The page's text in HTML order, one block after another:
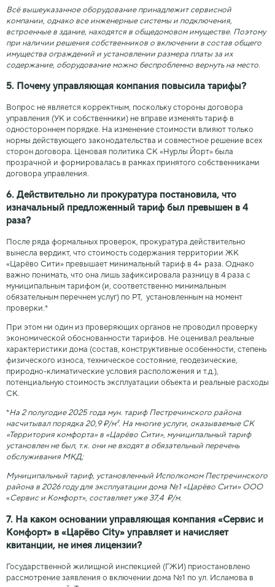
Всё вышеуказанное оборудование принадлежит сервисной
компании, однако все инженерные системы и подключения,
встроенные в здание, находятся в общедомовом имуществе. Поэтому
при наличии решения собственников о включении в состав общего
имущества ограждений и установлении размера платы за их
содержание, оборудование можно беспроблемно вернуть на место.
5. Почему управляющая компания повысила тарифы?
Вопрос не является корректным, поскольку стороны договора
управления (УК и собственники) не вправе изменять тариф в
одностороннем порядке. На изменение стоимости влияют только
нормы действующего законодательства и совместное решение всех
сторон договора. Ценовая политика СК «Нурлы Йорт» была
прозрачной и формировалась в рамках принятого собственниками
договора управления.
6. Действительно ли прокуратура постановила, что
изначальный предложенный тариф был превышен в 4
раза?
После ряда формальных проверок, прокуратура действительно
вынесла вердикт, что стоимость содержания территории ЖК
«Царёво Сити» превышает минимальный тариф в 4+ раза. Однако
важно понимать, что она лишь зафиксировала разницу в 4 раза с
муниципальным тарифом (и, соответственно минимальным
обязательным перечнем услуг) по РТ, установленным на момент
проверки.*
При этом ни один из проверяющих органов не проводил проверку
экономической обоснованности тарифов. Не оценивал реальные
характеристики дома (состав, конструктивные особенности, степень
физического износа, техническое состояние, геодезические,
природно-климатические условия расположения и т.д.),
потенциальную стоимость эксплуатации объекта и реальные расходы
СК.
*На 2 полугодие 2025 года мун. тариф Пестречинского района
насчитывал порядка 20,9 ₽/м². На многие услуги, оказываемые СК
«Территория комфорта» в «Царёво Сити», муниципальный тариф
установлен не был, т.к. они не входят в обязательный перечень
обслуживания МКД;
Муниципальный тариф, установленный Исполкомом Пестречинского
района в 2026 году для эксплуатации дома №1 «Царёво Сити» ООО
«Сервис и Комфорт», составляет уже 37,4 ₽/м.
7. На каком основании управляющая компания «Сервис и
Комфорт» в «Царёво City» управляет и начисляет
квитанции, не имея лицензии?
Государственной жилищной инспекцией (ГЖИ) приостановлено
рассмотрение заявления о включении дома №1 по ул. Исламова в